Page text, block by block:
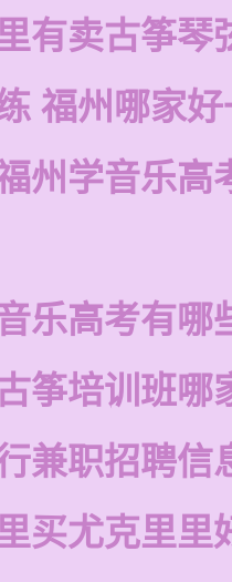
有卖古筝琴
福州哪家
州学音乐高
乐高考有哪
筝培训班哪
兼职招聘信
买尤克里里